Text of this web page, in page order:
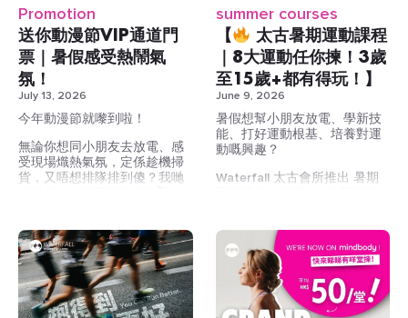
無合約綑綁
三間會所通行：太古｜奧運
｜尖沙咀
立刻加入THE ONE，先體
驗，再選擇：
https://waterfall.com.hk/
online-exclusive-bring-a-
friend-offer/
DM 我哋查詢更多詳請：
*優惠不可與其他優惠同時使
用。
把握機會，立即與好友一起實
現健康目標！
活動期：2026 年 8 月 1 日至
9 月 30 日
推薦愈多，獎
賞愈多
成功推薦朋友成為會員後，推
薦獎勵會以 App Credits 發放
到你的帳戶：
成功推薦 2 位：$400
App Credits
成功推薦 3 位：$600
App Credits
其後每成功推薦 1 位：
這個 ONE 會員限定場地，現於
推廣期內開放予非會員預約。
無論想相約朋友切磋球技、進
行個人訓練，還是籌辦小型比
賽，都可以體驗市區罕有的標
準 3×3 場地。
試玩優惠價
段
非
時
平日
08:00–
18:00
HK$300
／小時
Promotion
送你動漫節VIP通道門
票｜暑假感受熱鬧氣
氛！
July 13, 2026
今年動漫節就嚟到啦！
無論你想同小朋友去放電、感
受現場熾熱氣氛，定係趁機掃
貨，又唔想排隊排到傻？我哋
Waterfall 消費滿$100，即送
你2張 2026香港動漫電玩節
VIP 1B通道門票，唔使同人
逼，直接入場
！
summer courses
【
太古暑期運動課程
｜8大運動任你揀！3歲
至15歲+都有得玩！】
June 9, 2026
暑假想幫小朋友放電、學新技
能、打好運動根基、培養對運
動嘅興趣？
Waterfall 太古會所推出 暑期
課程包括
兒童體能訓練 ｜打好力量、
敏捷、靈活、反應、速度五大
游泳班｜室內恆溫泳池，幼